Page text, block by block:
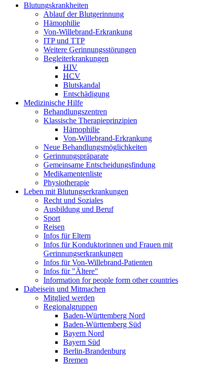
Blutungskrankheiten
Ablauf der Blutgerinnung
Hämophilie
Von-Willebrand-Erkrankung
ITP und TTP
Weitere Gerinnungsstörungen
Begleiterkrankungen
HIV
HCV
Blutskandal
Entschädigung
Medizinische Hilfe
Behandlungszentren
Klassische Therapieprinzipien
Hämophilie
Von-Willebrand-Erkrankung
Neue Behandlungsmöglichkeiten
Gerinnungspräparate
Gemeinsame Entscheidungsfindung
Medikamentenliste
Physiotherapie
Leben mit Blutungserkrankungen
Recht und Soziales
Ausbildung und Beruf
Sport
Reisen
Infos für Eltern
Infos für Konduktorinnen und Frauen mit
Gerinnungserkrankungen
Infos für Von-Willebrand-Patienten
Infos für "Ältere"
Information for people form other countries
Dabeisein und Mitmachen
Mitglied werden
Regionalgruppen
Baden-Württemberg Nord
Baden-Württemberg Süd
Bayern Nord
Bayern Süd
Berlin-Brandenburg
Bremen